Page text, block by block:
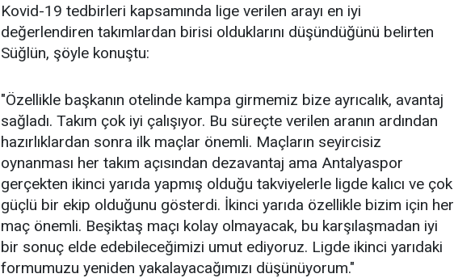
Kovid-19 tedbirleri kapsamında lige verilen arayı en iyi
değerlendiren takımlardan birisi olduklarını düşündüğünü belirten
Süğlün, şöyle konuştu:
"Özellikle başkanın otelinde kampa girmemiz bize ayrıcalık, avantaj
sağladı. Takım çok iyi çalışıyor. Bu süreçte verilen aranın ardından
hazırlıklardan sonra ilk maçlar önemli. Maçların seyircisiz
oynanması her takım açısından dezavantaj ama Antalyaspor
gerçekten ikinci yarıda yapmış olduğu takviyelerle ligde kalıcı ve çok
güçlü bir ekip olduğunu gösterdi. İkinci yarıda özellikle bizim için her
maç önemli. Beşiktaş maçı kolay olmayacak, bu karşılaşmadan iyi
bir sonuç elde edebileceğimizi umut ediyoruz. Ligde ikinci yarıdaki
formumuzu yeniden yakalayacağımızı düşünüyorum."